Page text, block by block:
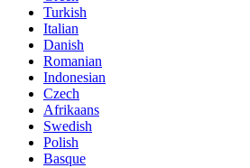
Turkish
Italian
Danish
Romanian
Indonesian
Czech
Afrikaans
Swedish
Polish
Basque